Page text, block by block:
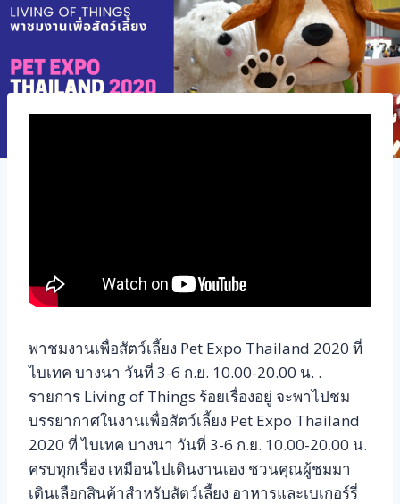
พาชมงานเพื่อสัตว์เลี้ยง Pet Expo Thailand 2020 ที่
ไบเทค บางนา วันที่ 3-6 ก.ย. 10.00-20.00 น. .
รายการ Living of Things ร้อยเรื่องอยู่ จะพาไปชม
บรรยากาศในงานเพื่อสัตว์เลี้ยง Pet Expo Thailand
2020 ที่ ไบเทค บางนา วันที่ 3-6 ก.ย. 10.00-20.00 น.
ครบทุกเรื่อง เหมือนไปเดินงานเอง ชวนคุณผู้ชมมา
เดินเลือกสินค้าสำหรับสัตว์เลี้ยง อาหารและเบเกอร์รี่